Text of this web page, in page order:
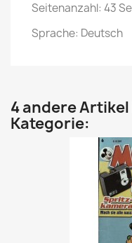
Seitenanzahl: 43
Sprache: Deutsch
4 andere
Kategorie: